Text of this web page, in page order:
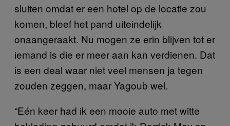
sluiten omdat er een hotel op de locatie zou
komen, bleef het pand uiteindelijk
onaangeraakt. Nu mogen ze erin blijven tot er
iemand is die er meer aan kan verdienen. Dat
is een deal waar niet veel mensen ja tegen
zouden zeggen, maar Yagoub wel.
“Eén keer had ik een mooie auto met witte